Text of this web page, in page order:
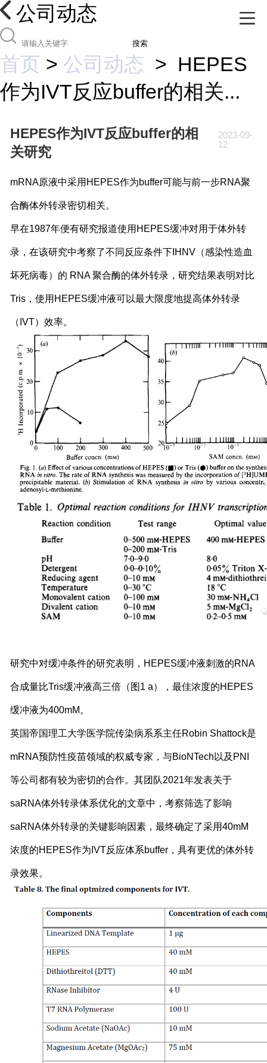
公司动态
搜索
首页 > 公司动态 > HEPES
作为IVT反应buffer的相关...
HEPES作为IVT反应buffer的相
关研究
2023-09-
12
mRNA原液中采用HEPES作为buffer可能与前一步RNA聚
合酶体外转录密切相关。
早在1987年便有研究报道使用HEPES缓冲对用于体外转
录，在该研究中考察了不同反应条件下IHNV（感染性造血
坏死病毒）的 RNA 聚合酶的体外转录，研究结果表明对比
Tris，使用HEPES缓冲液可以最大限度地提高体外转录
（IVT）效率。
研究中对缓冲条件的研究表明，HEPES缓冲液刺激的RNA
合成量比Tris缓冲液高三倍（图1 a），最佳浓度的HEPES
缓冲液为400mM。
英国帝国理工大学医学院传染病系系主任Robin Shattock是
mRNA预防性疫苗领域的权威专家，与BioNTech以及PNI
等公司都有较为密切的合作。其团队2021年发表关于
saRNA体外转录体系优化的文章中，考察筛选了影响
saRNA体外转录的关键影响因素，最终确定了采用40mM
浓度的HEPES作为IVT反应体系buffer，具有更优的体外转
录效果。